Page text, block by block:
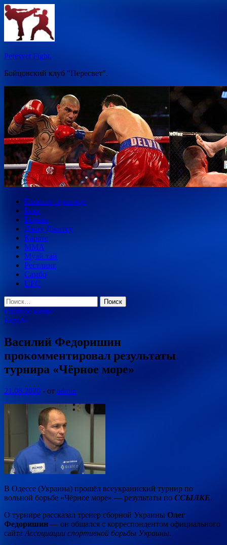
Перейти
к
содержимому
Peresvet Fight.
Бойцовский клуб "Пересвет".
Главная страница
Бокс
Борьба
Джиу Джитсу
Карате
MMA
Муай тай
Рестлинг
Самбо
UFC
Найти:
Главное меню
Борьба
Василий Федоришин
прокомментировал результаты
турнира «Чёрное море»
21.08.2020 - от admin
В Одессе (Украина) прошёл всеукраинский турнир по
вольной борьбе «Чёрное море» — результаты по ССЫЛКЕ.
О турнире рассказал тренер сборной Украины Олег
Федоришин — он общался с корреспондентом официального
сайта Ассоциации спортивной борьбы Украины.